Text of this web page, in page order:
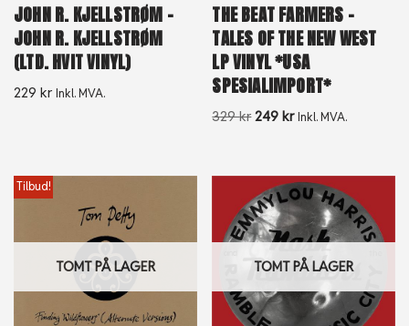
JOHN R. KJELLSTRØM –
JOHN R. KJELLSTRØM
(LTD. HVIT VINYL)
229 kr Inkl. MVA.
THE BEAT FARMERS –
TALES OF THE NEW WEST
LP VINYL *USA
SPESIALIMPORT*
329kr 249 kr Inkl. MVA.
TOMT PÅ LAGER
Tilbud!
TOMT PÅ LAGER